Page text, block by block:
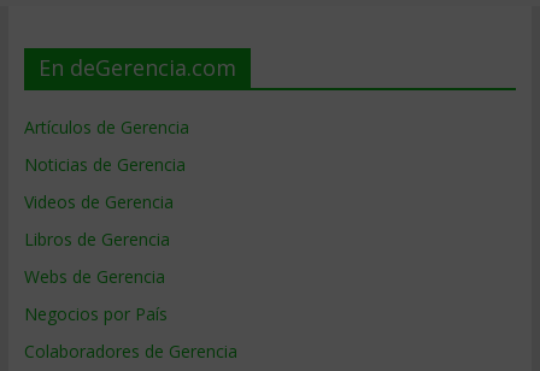
En deGerencia.com
Artículos de Gerencia
Noticias de Gerencia
Videos de Gerencia
Libros de Gerencia
Webs de Gerencia
Negocios por País
Colaboradores de Gerencia